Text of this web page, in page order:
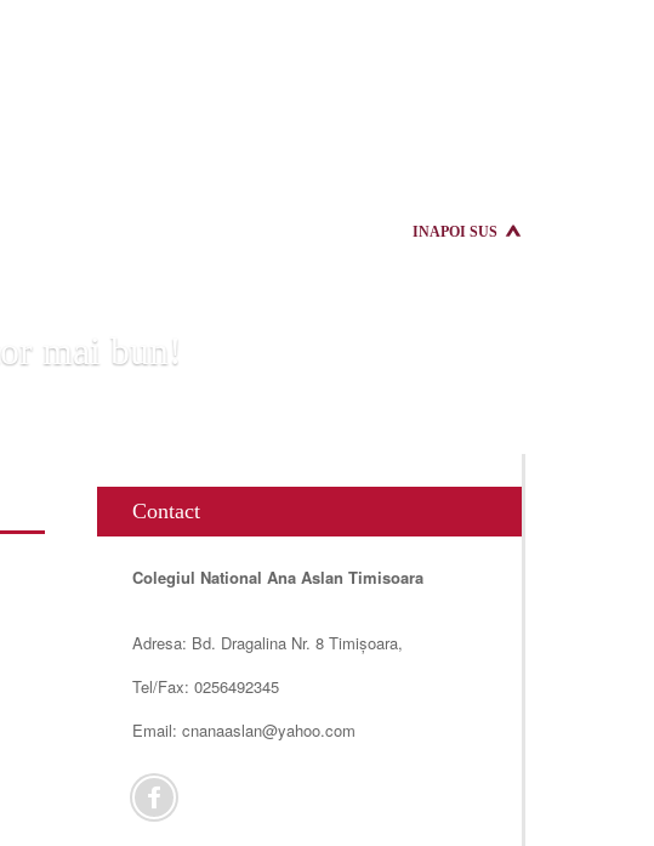
INAPOI SUS
mai bun!
Contact
Colegiul National Ana Aslan Timisoara
Adresa: Bd. Dragalina Nr. 8 Timișoara,
Tel/Fax: 0256492345
Email: cnanaaslan@yahoo.com